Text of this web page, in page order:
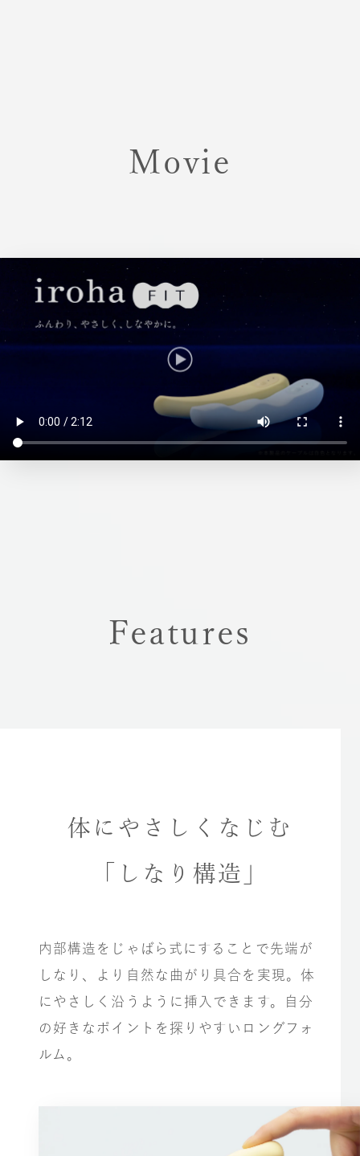
Movie
Features
体にやさしくなじむ
「しなり構造」
内部構造をじゃばら式にすることで先端が
しなり、より自然な曲がり具合を実現。体
にやさしく沿うように挿入できます。自分
の好きなポイントを探りやすいロングフォ
ルム。